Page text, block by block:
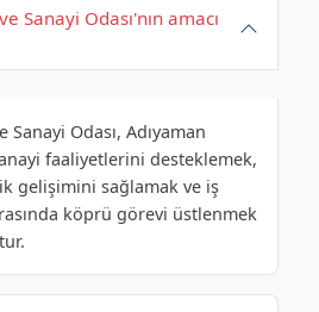
Sanayi Odası'nın amacı
Sanayi Odası, Adıyaman
faaliyetlerini desteklemek,
gelişimini sağlamak ve iş
köprü görevi üstlenmek